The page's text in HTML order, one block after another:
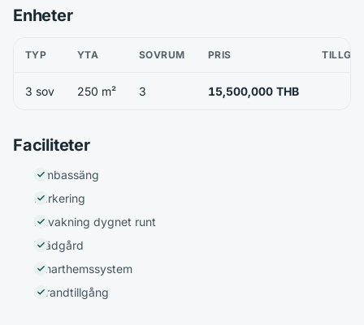
Enheter
TYP YTA SOVRUM PRIS
3 sov 250 m² 3 15,500,000 THB
Faciliteter
Simbassäng
Parkering
Bevakning dygnet runt
Trädgård
Smarthemssystem
Strandtillgång